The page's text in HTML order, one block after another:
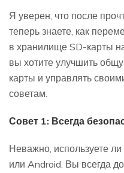
Я уверен, что после
теперь знаете, как
в хранилище SD-карты
вы хотите улучшить
карты и управлять
советам.
Совет 1: Всегда
Неважно, используете
или Android. Вы всегда